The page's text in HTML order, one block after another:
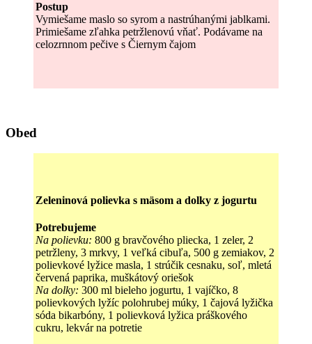
Postup
Vymiešame maslo so syrom a nastrúhanými jablkami.
Primiešame zľahka petržlenovú vňať. Podávame na
celozrnnom pečive s Čiernym čajom
Obed
Zeleninová polievka s mäsom a dolky z jogurtu
Potrebujeme
Na polievku: 800 g bravčového pliecka, 1 zeler, 2
petržleny, 3 mrkvy, 1 veľká cibuľa, 500 g zemiakov, 2
polievkové lyžice masla, 1 strúčik cesnaku, soľ, mletá
červená paprika, muškátový oriešok
Na dolky: 300 ml bieleho jogurtu, 1 vajíčko, 8
polievkových lyžíc polohrubej múky, 1 čajová lyžička
sóda bikarbóny, 1 polievková lyžica práškového
cukru, lekvár na potretie